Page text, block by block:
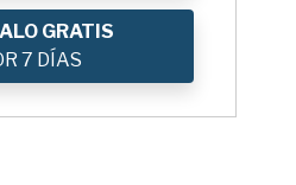
GRATIS
7 DÍAS